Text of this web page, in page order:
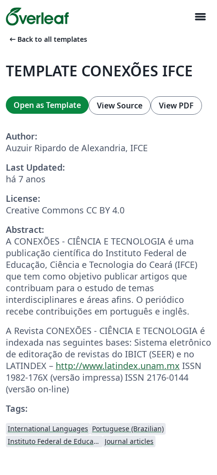
menu
arrow_left_alt Back to all templates
TEMPLATE CONEXÕES IFCE
Open as Template View Source View PDF
Author:
Auzuir Ripardo de Alexandria, IFCE
Last Updated:
há 7 anos
License:
Creative Commons CC BY 4.0
Abstract:
A CONEXÕES - CIÊNCIA E TECNOLOGIA é uma
publicação científica do Instituto Federal de
Educação, Ciência e Tecnologia do Ceará (IFCE)
que tem como objetivo publicar artigos que
contribuam para o estudo de temas
interdisciplinares e áreas afins. O periódico
recebe contribuições em português e inglês.
A Revista CONEXÕES - CIÊNCIA E TECNOLOGIA é
indexada nas seguintes bases: Sistema eletrônico
de editoração de revistas do IBICT (SEER) e no
LATINDEX – http://www.latindex.unam.mx ISSN
1982-176X (versão impressa) ISSN 2176-0144
(versão on-line)
Tags:
International Languages Portuguese (Brazilian)
Instituto Federal de Educação Ciência e Tecnologia (IFCE)
Journal articles